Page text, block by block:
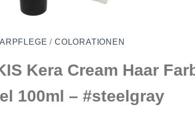
/ COLORATIONEN
Kera Cream Haar
100ml – #steelgray